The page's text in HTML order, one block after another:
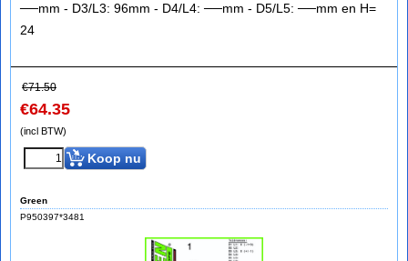
──mm - D3/L3: 96mm - D4/L4: ──mm - D5/L5: ──mm en H=
24
€71.50
€64.35
(incl BTW)
Koop nu
Green
P950397*3481